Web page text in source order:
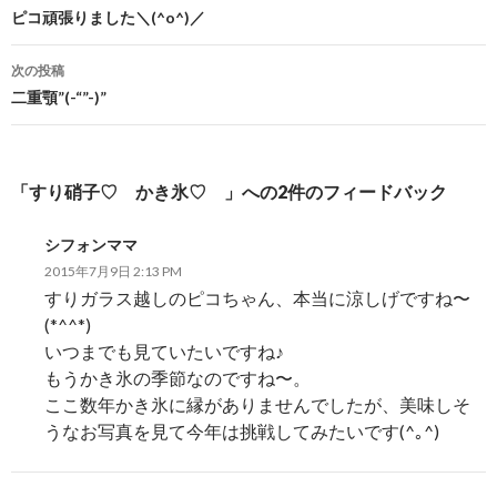
投
稿
ナ
ゲ
ピコ頑張りました＼(^o^)／
次の投稿
二重顎”(-“”-)”
「すり硝子♡ かき氷♡ 」への2件のフィードバック
シフォンママ
2015年7月9日 2:13 PM
すりガラス越しのピコちゃん、本当に涼しげですね〜
(*^^*)
いつまでも見ていたいですね♪
もうかき氷の季節なのですね〜。
ここ数年かき氷に縁がありませんでしたが、美味しそ
うなお写真を見て今年は挑戦してみたいです(^｡^)